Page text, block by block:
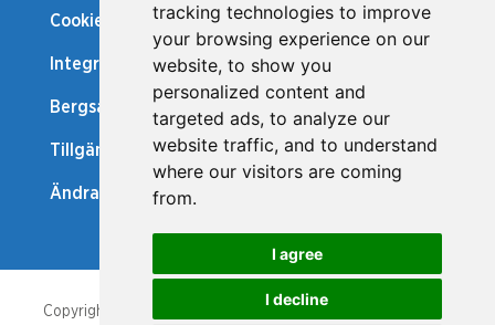
tracking technologies to improve
your browsing experience on our
website, to show you
personalized content and
targeted ads, to analyze our
website traffic, and to understand
where our visitors are coming
from.
I agree
I decline
Cookiepolicy
Integritetspolicy
Bergsåker Nytt
Tillgänglighetsredogörelse
Ändra cookie-inställningar
Copyright/database right, Bergsåker och Svensk Travsport.